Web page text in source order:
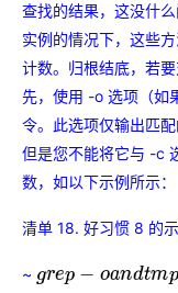
查找的结果，这没什
实例的情况下，这些
计数。归根结底，若
先，使用 -o 选项（如
令。此选项仅输出匹
但是您不能将它与 -c
数，如以下示例所示：
清单 18. 好习惯 8 的
~ grep− oa ndtmp/a/lo